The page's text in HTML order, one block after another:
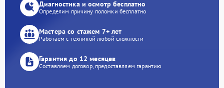
Диагностика и осмотр бесплатно
Определим причину поломки бесплатно
Мастера со стажем 7+ лет
Работаем с техникой любой сложности
Гарантия до 12 месяцев
Составляем договор, предоставляем гарантию